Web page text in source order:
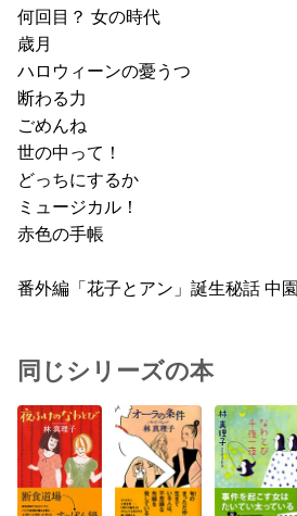
何回目？ 女の時代
歳月
ハロウィーンの憂うつ
断わる力
ごめんね
世の中って！
どっちにするか
ミュージカル！
赤色の手帳
番外編「花子とアン」誕生秘話 中
同じシリーズの本